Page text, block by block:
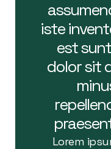
iste
est
dolor sit
Lorem